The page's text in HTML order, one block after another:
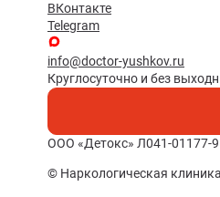
ВКонтакте
Telegram
info@doctor-yushkov.ru
Круглосуточно и без
ООО «Детокс» Л041-01177-
© Наркологическая